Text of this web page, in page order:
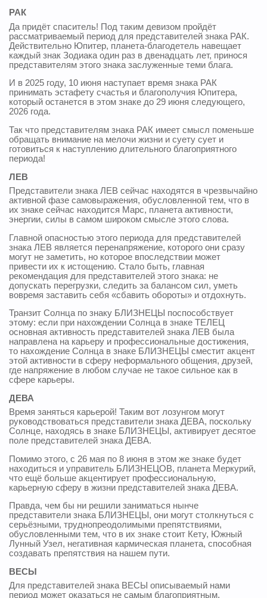
РАК
Да придёт спаситель! Под таким девизом пройдёт
рассматриваемый период для представителей знака РАК.
Действительно Юпитер, планета-благодетель навещает
каждый знак Зодиака один раз в двенадцать лет, принося
представителям этого знака заслуженные теми блага.
И в 2025 году, 10 июня наступает время знака РАК
принимать эстафету счастья и благополучия Юпитера,
который останется в этом знаке до 29 июня следующего,
2026 года.
Так что представителям знака РАК имеет смысл поменьше
обращать внимание на мелочи жизни и суету сует и
готовиться к наступлению длительного благоприятного
периода!
ЛЕВ
Представители знака ЛЕВ сейчас находятся в чрезвычайно
активной фазе самовыражения, обусловленной тем, что в
их знаке сейчас находится Марс, планета активности,
энергии, силы в самом широком смысле этого слова.
Главной опасностью этого периода для представителей
знака ЛЕВ является перенапряжение, которого они сразу
могут не заметить, но которое впоследствии может
привести их к истощению. Стало быть, главная
рекомендация для представителей этого знака: не
допускать перегрузки, следить за балансом сил, уметь
вовремя заставить себя «сбавить обороты» и отдохнуть.
Транзит Солнца по знаку БЛИЗНЕЦЫ поспособствует
этому: если при нахождении Солнца в знаке ТЕЛЕЦ
основная активность представителей знака ЛЕВ была
направлена на карьеру и профессиональные достижения,
то нахождение Солнца в знаке БЛИЗНЕЦЫ сместит акцент
этой активности в сферу неформального общения, друзей,
где напряжение в любом случае не такое сильное как в
сфере карьеры.
ДЕВА
Время заняться карьерой! Таким вот лозунгом могут
руководствоваться представители знака ДЕВА, поскольку
Солнце, находясь в знаке БЛИЗНЕЦЫ, активирует десятое
поле представителей знака ДЕВА.
Помимо этого, с 26 мая по 8 июня в этом же знаке будет
находиться и управитель БЛИЗНЕЦОВ, планета Меркурий,
что ещё больше акцентирует профессиональную,
карьерную сферу в жизни представителей знака ДЕВА.
Правда, чем бы ни решили заниматься нынче
представители знака БЛИЗНЕЦЫ, они могут столкнуться с
серьёзными, труднопреодолимыми препятствиями,
обусловленными тем, что в их знаке стоит Кету, Южный
Лунный Узел, негативная кармическая планета, способная
создавать препятствия на нашем пути.
ВЕСЫ
Для представителей знака ВЕСЫ описываемый нами
период может оказаться не самым благоприятным,